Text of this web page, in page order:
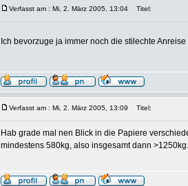
Verfasst am : Mi, 2. März 2005, 13:04 Titel:
Ich bevorzuge ja immer noch die stilechte
Verfasst am : Mi, 2. März 2005, 13:09 Titel:
Hab grade mal nen Blick in die Papiere
mindestens 580kg, also insgesamt dann